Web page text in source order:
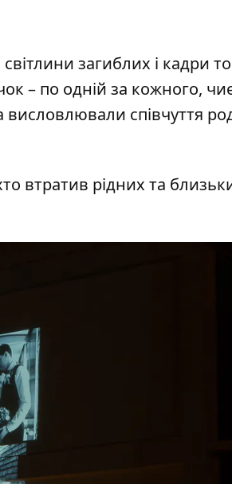
загиблих і кадри
– по одній за кожного,
висловлювали співчуття
втратив рідних та